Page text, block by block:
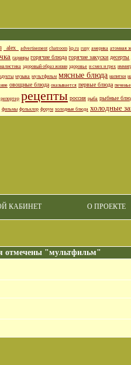
_alex_ advertisement chatroom kp.ru runy америка атомная
гарниры горячие блюда горячие закуски десерты
здоровый образ жизни здоровье и смех и грех
музыка мультфильм мясные блюда напитки
овощные блюда оказывается первые блюда печенье
репортер рецепты россия рыба рыбные
фильмы фольклор форум холодные блюда холодные
КАБИНЕТ О ПРОЕКТЕ
отмечены "мультфильм"